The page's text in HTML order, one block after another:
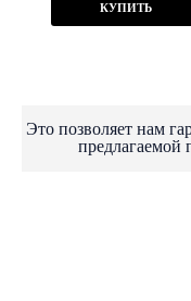
КУПИТЬ
Это позволяет нам
предлагаемой